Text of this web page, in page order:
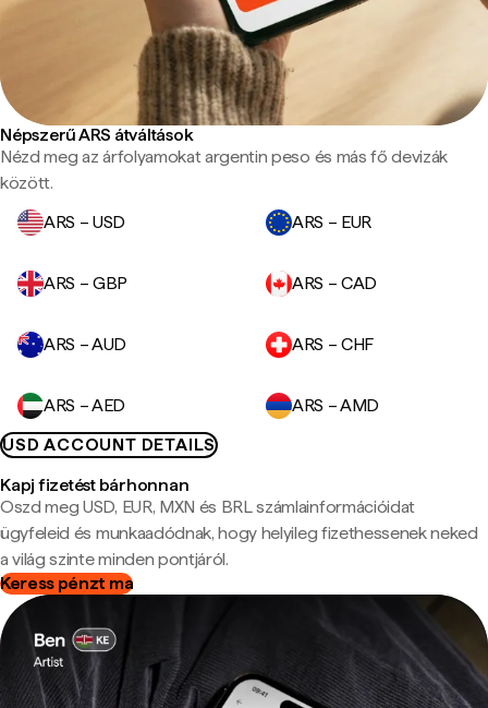
Népszerű ARS átváltások
Nézd meg az árfolyamokat argentin peso és más fő devizák
között.
ARS – USD
ARS – EUR
ARS – GBP ARS – CAD
ARS – AUD ARS – CHF
ARS – AED
ARS – AMD
USD ACCOUNT DETAILS
Kapj fizetést bárhonnan
Oszd meg USD, EUR, MXN és BRL számlainformációidat
ügyfeleid és munkaadódnak, hogy helyileg fizethessenek neked
a világ szinte minden pontjáról.
Keress pénzt ma